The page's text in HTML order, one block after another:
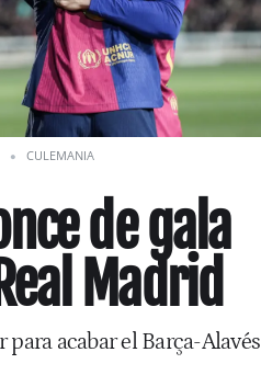
CULEMANIA
de gala
Madrid
acabar el Barça-Alavés